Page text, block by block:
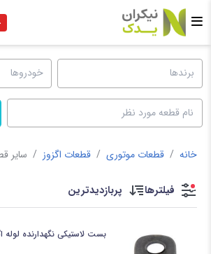
خانه / قطعات موتوری / قطعات اگزوز / سایر
فیلترها پربازدیدترین
بست لاستیکی نگهدارنده لوله اگزوز 405 بیضی-